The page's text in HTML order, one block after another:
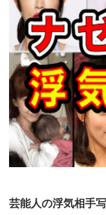
芸能人の浮気相手